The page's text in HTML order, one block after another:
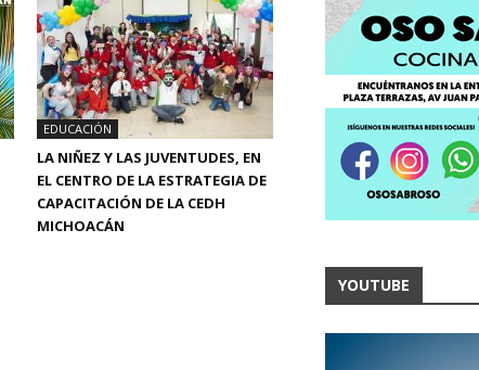
EDUCACIÓN
LA NIÑEZ Y LAS JUVENTUDES, EN
EL CENTRO DE LA ESTRATEGIA DE
CAPACITACIÓN DE LA CEDH
MICHOACÁN
YOUTUBE